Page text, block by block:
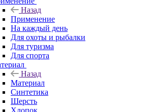
Назад
Применение
На каждый день
Для охоты и рыбалки
Для туризма
Для спорта
Назад
Материал
Синтетика
Шерсть
Хлопок